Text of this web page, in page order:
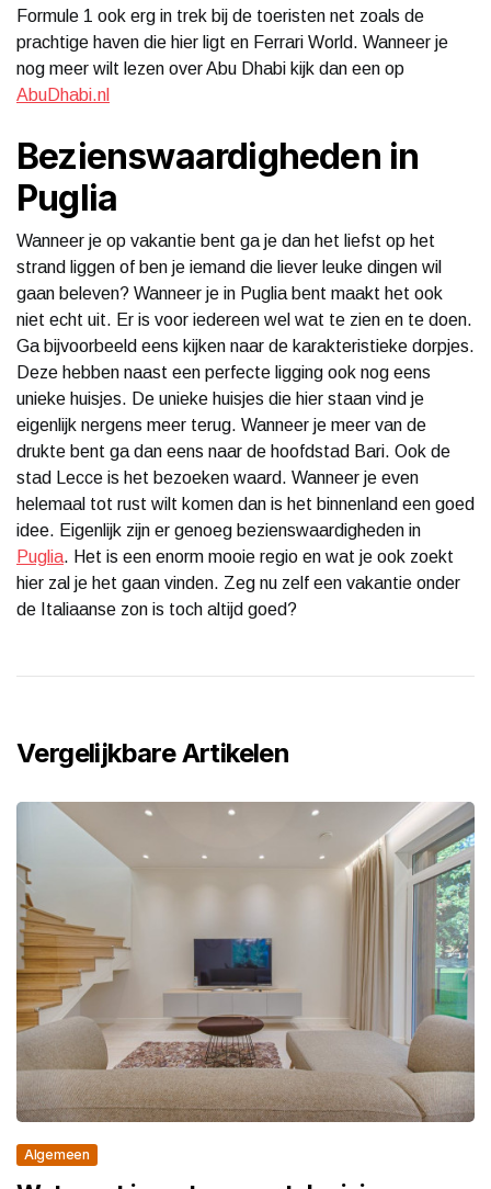
Formule 1 ook erg in trek bij de toeristen net zoals de
prachtige haven die hier ligt en Ferrari World. Wanneer je
nog meer wilt lezen over Abu Dhabi kijk dan een op
AbuDhabi.nl
Bezienswaardigheden in
Puglia
Wanneer je op vakantie bent ga je dan het liefst op het
strand liggen of ben je iemand die liever leuke dingen wil
gaan beleven? Wanneer je in Puglia bent maakt het ook
niet echt uit. Er is voor iedereen wel wat te zien en te doen.
Ga bijvoorbeeld eens kijken naar de karakteristieke dorpjes.
Deze hebben naast een perfecte ligging ook nog eens
unieke huisjes. De unieke huisjes die hier staan vind je
eigenlijk nergens meer terug. Wanneer je meer van de
drukte bent ga dan eens naar de hoofdstad Bari. Ook de
stad Lecce is het bezoeken waard. Wanneer je even
helemaal tot rust wilt komen dan is het binnenland een goed
idee. Eigenlijk zijn er genoeg bezienswaardigheden in
Puglia. Het is een enorm mooie regio en wat je ook zoekt
hier zal je het gaan vinden. Zeg nu zelf een vakantie onder
de Italiaanse zon is toch altijd goed?
Vergelijkbare Artikelen
Algemeen